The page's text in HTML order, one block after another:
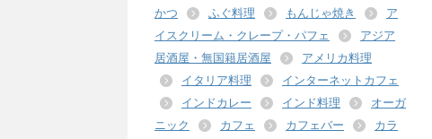
かつ
ふぐ料理 もんじゃ焼き
ア
イスクリーム・クレープ・パフェ
アジア
居酒屋・無国籍居酒屋
アメリカ料理
イタリア料理
インターネットカフェ
インドカレー
インド料理
オーガ
ニック
カフェ カフェバー
カラ